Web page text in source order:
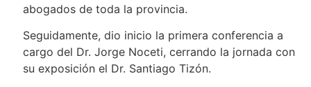
abogados de toda la provincia.
Seguidamente, dio inicio la primera conferencia a
cargo del Dr. Jorge Noceti, cerrando la jornada con
su exposición el Dr. Santiago Tizón.